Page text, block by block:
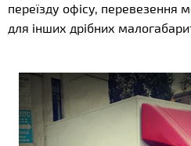
переїзду офісу, перевезення
для інших дрібних